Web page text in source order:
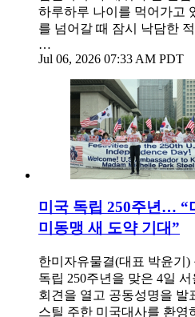
하루하루 나이를 먹어가고
를 넘어갈 때 잠시 낙담한
…
Jul 06, 2026 07:33 AM PDT
미국 독립 250주년… “
미동맹 새 도약 기대”
한미자유물결(대표 박윤기
독립 250주년을 맞은 4일
회견을 열고 공동성명을 발
스틸 주한 미국대사를 환영